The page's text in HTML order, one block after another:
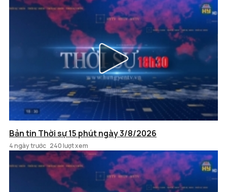
Bản tin Thời sự 15 phút ngày 3/8/2026
4 ngày trước 240 lượt xem